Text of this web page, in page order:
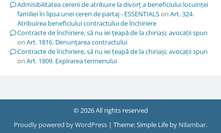
Admisibilitatea cererii de atribuire la divorț a beneficiului locuinței
familiei în lipsa unei cereri de partaj - ESSENTIALSon Art. 324.
Atribuirea beneficiului contractului de închiriere
Contracte de închiriere, să nu iei țeapă de la chiriași; avocații spun
on Art. 1816. Denunţarea contractului
Contracte de închiriere, să nu iei țeapă de la chiriași; avocații spun
on Art. 1809. Expirarea termenului
© 2026 All rights reserved
Proudly powered by WordPress | Theme: Simple Life by Nilambar.